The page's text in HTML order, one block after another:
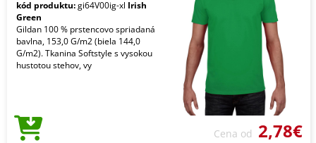
kód produktu:gi64V00ig-xl Irish
Green
Gildan 100 % prstencovo spriadaná
bavlna, 153,0 G/m2 (biela 144,0
G/m2). Tkanina Softstyle s vysokou
hustotou stehov, vy
Cena od 2,78€